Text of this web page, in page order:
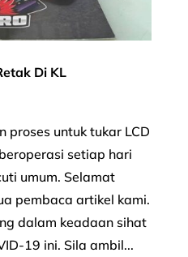
Di KL
proses untuk tukar LCD
setiap hari
umum. Selamat
pembaca artikel kami.
dalam keadaan sihat
19 ini. Sila ambil...